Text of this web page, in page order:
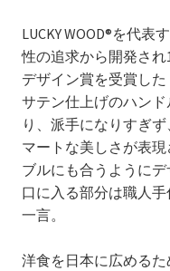
LUCKY WOOD®を代
性の追求から開発さ
デザイン賞を受賞した
サテン仕上げのハン
り、派手になりすぎ
マートな美しさが表
ブルにも合うようにデ
口に入る部分は職人
一言。
洋食を日本に広める